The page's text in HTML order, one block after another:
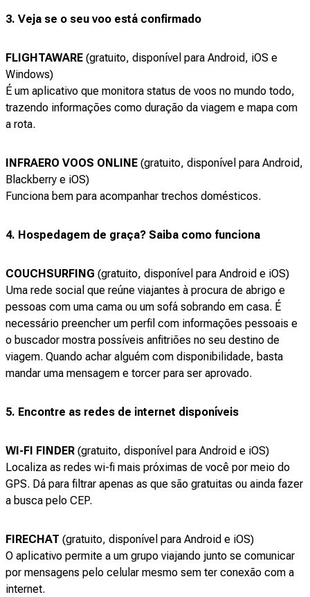
3. Veja se o seu voo está confirmado
FLIGHTAWARE (gratuito, disponível para Android, iOS e
Windows)
É um aplicativo que monitora status de voos no mundo todo,
trazendo informações como duração da viagem e mapa com
a rota.
INFRAERO VOOS ONLINE (gratuito, disponível para Android,
Blackberry e iOS)
Funciona bem para acompanhar trechos domésticos.
4. Hospedagem de graça? Saiba como funciona
COUCHSURFING (gratuito, disponível para Android e iOS)
Uma rede social que reúne viajantes à procura de abrigo e
pessoas com uma cama ou um sofá sobrando em casa. É
necessário preencher um perfil com informações pessoais e
o buscador mostra possíveis anfitriões no seu destino de
viagem. Quando achar alguém com disponibilidade, basta
mandar uma mensagem e torcer para ser aprovado.
5. Encontre as redes de internet disponíveis
WI-FI FINDER (gratuito, disponível para Android e iOS)
Localiza as redes wi-fi mais próximas de você por meio do
GPS. Dá para filtrar apenas as que são gratuitas ou ainda fazer
a busca pelo CEP.
FIRECHAT (gratuito, disponível para Android e iOS)
O aplicativo permite a um grupo viajando junto se comunicar
por mensagens pelo celular mesmo sem ter conexão com a
internet.